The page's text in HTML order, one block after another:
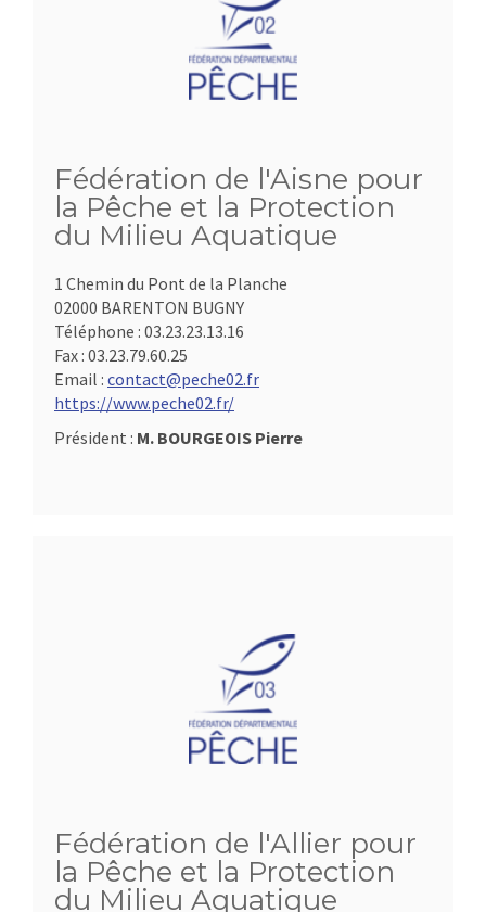
Fédération de l'Aisne pour
la Pêche et la Protection
du Milieu Aquatique
1 Chemin du Pont de la Planche
02000 BARENTON BUGNY
Téléphone : 03.23.23.13.16
Fax : 03.23.79.60.25
Email : contact@peche02.fr
https://www.peche02.fr/
Président : M. BOURGEOIS Pierre
Fédération de l'Allier pour
la Pêche et la Protection
du Milieu Aquatique